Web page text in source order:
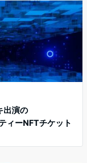
出演の
ィーNFTチケット